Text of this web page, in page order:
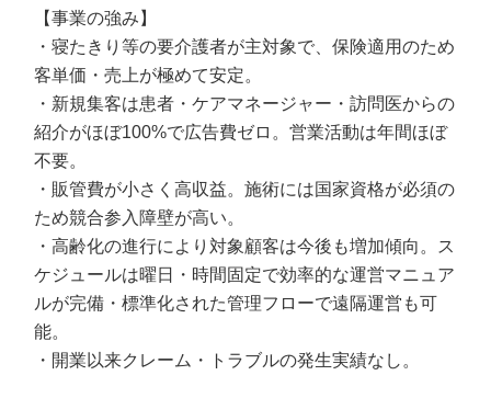
【事業の強み】
・寝たきり等の要介護者が主対象で、保険適用のため
客単価・売上が極めて安定。
・新規集客は患者・ケアマネージャー・訪問医からの
紹介がほぼ100%で広告費ゼロ。営業活動は年間ほぼ
不要。
・販管費が小さく高収益。施術には国家資格が必須の
ため競合参入障壁が高い。
・高齢化の進行により対象顧客は今後も増加傾向。ス
ケジュールは曜日・時間固定で効率的な運営マニュア
ルが完備・標準化された管理フローで遠隔運営も可
能。
・開業以来クレーム・トラブルの発生実績なし。